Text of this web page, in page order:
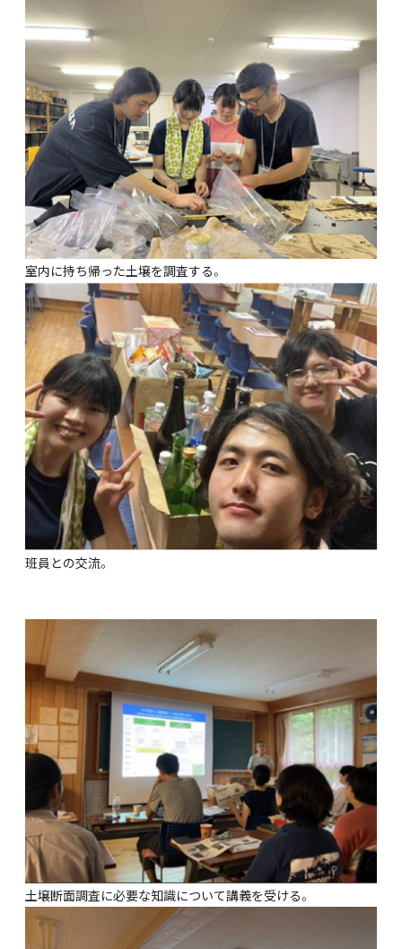
室内に持ち帰った土壌を調査する。
班員との交流。
土壌断面調査に必要な知識について講義を受ける。